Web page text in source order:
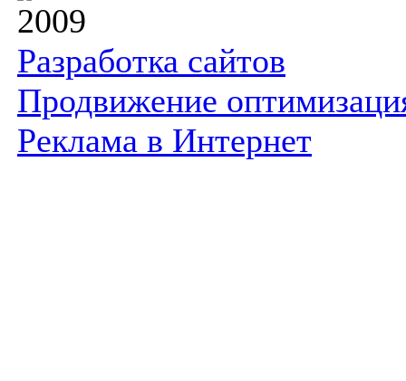
2009
Разработка сайтов
Продвижение
Реклама в Интернет